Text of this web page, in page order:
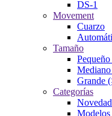
DS-1
Movement
Cuarzo
Tamaño
Grande
Categorías